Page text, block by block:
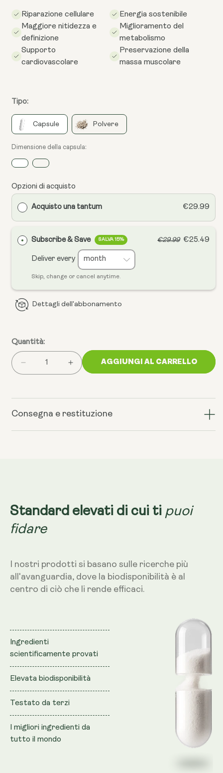
Riparazione cellulare
Energia sostenibile
Maggiore nitidezza e
definizione
Miglioramento del
metabolismo
Supporto
cardiovascolare
Preservazione della
massa muscolare
Tipo:
Capsule Polvere
Dimensione della capsula:
Opzioni di acquisto
Acquisto una tantum €29.99
Subscribe & Save SALVA 15% €29.99 €25.49
Deliver every
Skip, change or cancel anytime.
Dettagli dell'abbonamento
Quantità:
Riduci
delle
capsule
NMN
Aumenta
di
capsule
NMN
AGGIUNGI AL CARRELLO
Consegna e restituzione
Standard elevati di cui ti puoi
fidare
I nostri prodotti si basano sulle ricerche più
all'avanguardia, dove la biodisponibilità è al
centro di ciò che li rende efficaci.
Ingredienti
scientificamente provati
Elevata biodisponibilità
Testato da terzi
I migliori ingredienti da
tutto il mondo